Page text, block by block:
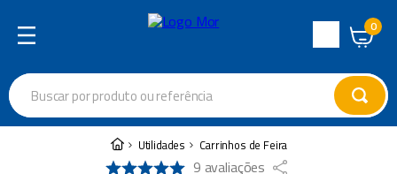
de
Atendimento
0
Buscar por produto ou referência
Utilidades Carrinhos de Feira
9 avaliações
Termos mais buscados